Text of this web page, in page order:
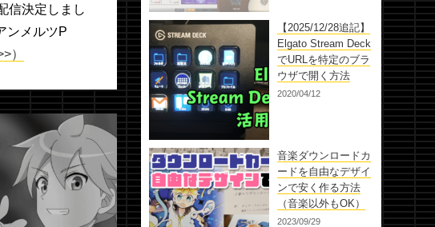
信決定しまし
ンメルツP
）
【2025/12/28追記】
Elgato Stream Deck
でURLを特定のブラ
ウザで開く方法
2020/04/12
音楽ダウンロードカ
ードを自由なデザイ
ンで安く作る方法
（音楽以外もOK）
2023/09/29